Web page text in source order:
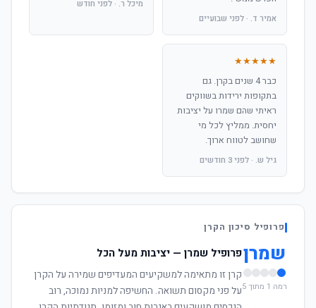
אמיר ד. · לפני שבועיים
מיכל ר. · לפני חודש
★★★★★
כבר 4 שנים בקרן. גם
בתקופות ירידות בשווקים
ראיתי שהם שמרו על יציבות
יחסית. ממליץ לכל מי
שחושב לטווח ארוך.
גיל ש. · לפני 3 חודשים
פרופיל סיכון הקרן
שמרן
רמה 1 מתוך 5
פרופיל שמרן — יציבות מעל הכל
קרן זו מתאימה למשקיעים המעדיפים שמירה על הקרן
על פני מקסום תשואה. החשיפה למניות נמוכה, רוב